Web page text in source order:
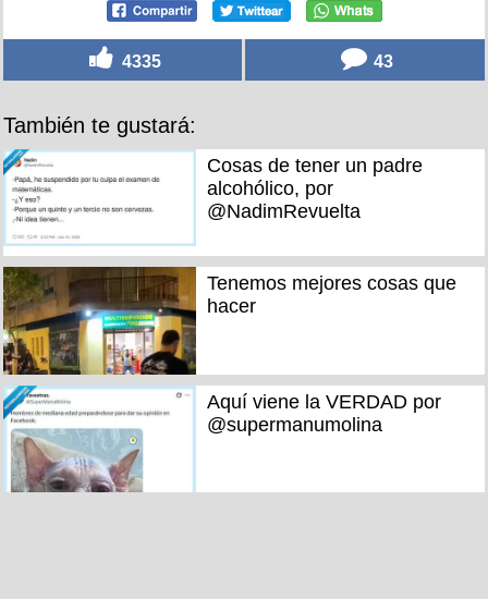
4335 43
También te gustará:
Cosas de tener un padre
alcohólico, por
@NadimRevuelta
Tenemos mejores cosas que
hacer
Aquí viene la VERDAD por
@supermanumolina